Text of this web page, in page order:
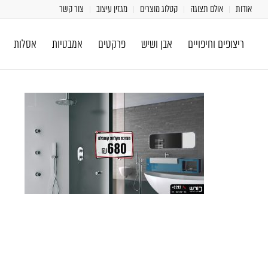
אודות אולם תצוגה קטלוג מוצרים מגזין עיצוב צור קשר
ריצופים וחיפויים אבן ושיש פרקטים אמבטיות אסלות